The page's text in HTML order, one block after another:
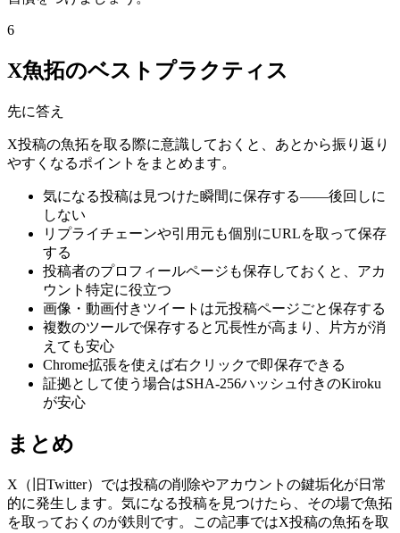
6
X魚拓のベストプラクティス
先に答え
X投稿の魚拓を取る際に意識しておくと、あとから振り返り
やすくなるポイントをまとめます。
気になる投稿は見つけた瞬間に保存する——後回しに
しない
リプライチェーンや引用元も個別にURLを取って保存
する
投稿者のプロフィールページも保存しておくと、アカ
ウント特定に役立つ
画像・動画付きツイートは元投稿ページごと保存する
複数のツールで保存すると冗長性が高まり、片方が消
えても安心
Chrome拡張を使えば右クリックで即保存できる
証拠として使う場合はSHA-256ハッシュ付きのKiroku
が安心
まとめ
X（旧Twitter）では投稿の削除やアカウントの鍵垢化が日常
的に発生します。気になる投稿を見つけたら、その場で魚拓
を取っておくのが鉄則です。この記事ではX投稿の魚拓を取